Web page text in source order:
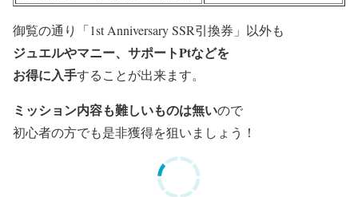
御覧の通り「1st Anniversary SSR引換券」以外も
ジュエルやマニー、サポートPtなどを
お得に入手することが出来ます。
ミッション内容も難しいものは無いので
初心者の方でも是非獲得を狙いましょう！